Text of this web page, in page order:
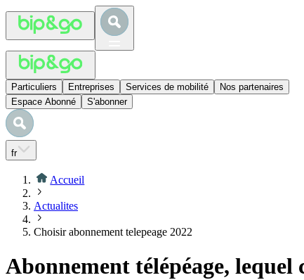
Particuliers Entreprises Services de mobilité
Nos partenaires
Espace Abonné
S'abonner
fr
Accueil
Actualites
Choisir abonnement telepeage 2022
Abonnement télépéage,